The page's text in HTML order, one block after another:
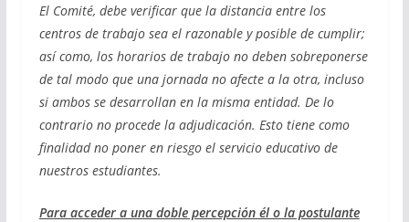
El Comité, debe verificar que la distancia entre los
centros de trabajo sea el razonable y posible de cumplir;
así como, los horarios de trabajo no deben sobreponerse
de tal modo que una jornada no afecte a la otra, incluso
si ambos se desarrollan en la misma entidad. De lo
contrario no procede la adjudicación. Esto tiene como
finalidad no poner en riesgo el servicio educativo de
nuestros estudiantes.
Para acceder a una doble percepción él o la postulante